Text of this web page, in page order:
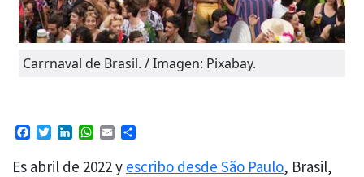
Carrnaval de Brasil. / Imagen: Pixabay.
Facebook
TwitterLinkedIn
WhatsApp
Email
Es abril de 2022 y escribo desde São Paulo, Brasil,